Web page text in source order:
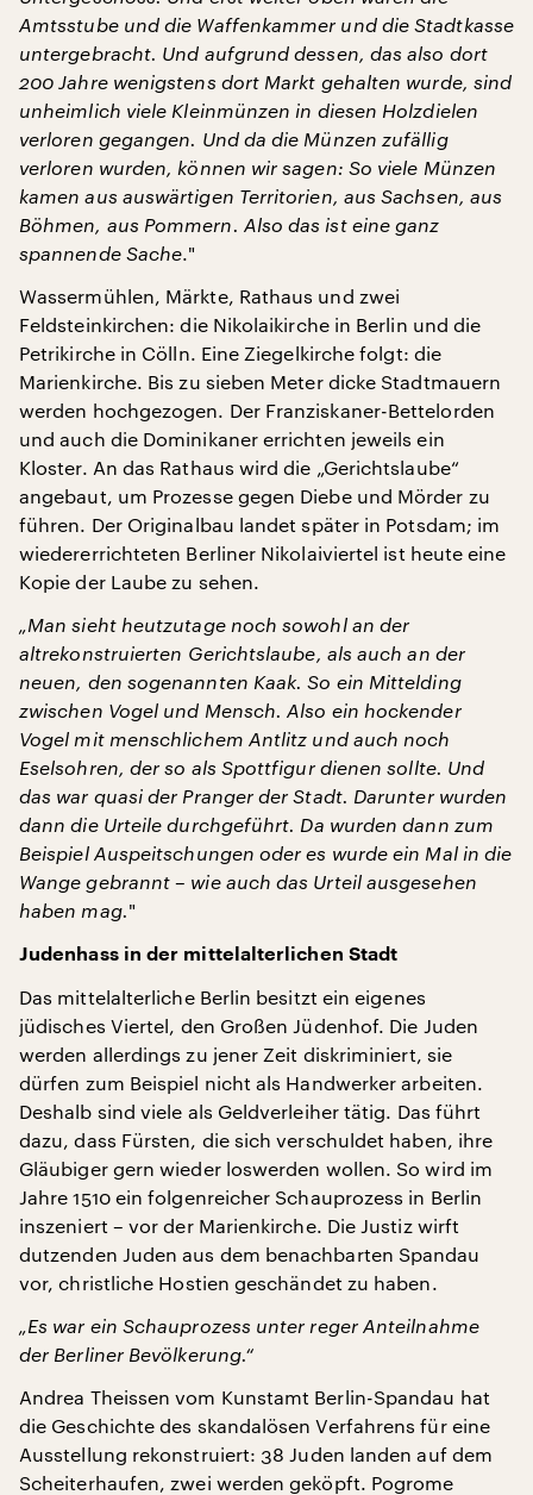
Amtsstube und die Waffenkammer und die Stadtkasse
untergebracht. Und aufgrund dessen, das also dort
200 Jahre wenigstens dort Markt gehalten wurde, sind
unheimlich viele Kleinmünzen in diesen Holzdielen
verloren gegangen. Und da die Münzen zufällig
verloren wurden, können wir sagen: So viele Münzen
kamen aus auswärtigen Territorien, aus Sachsen, aus
Böhmen, aus Pommern. Also das ist eine ganz
spannende Sache."
Wassermühlen, Märkte, Rathaus und zwei
Feldsteinkirchen: die Nikolaikirche in Berlin und die
Petrikirche in Cölln. Eine Ziegelkirche folgt: die
Marienkirche. Bis zu sieben Meter dicke Stadtmauern
werden hochgezogen. Der Franziskaner-Bettelorden
und auch die Dominikaner errichten jeweils ein
Kloster. An das Rathaus wird die „Gerichtslaube“
angebaut, um Prozesse gegen Diebe und Mörder zu
führen. Der Originalbau landet später in Potsdam; im
wiedererrichteten Berliner Nikolaiviertel ist heute eine
Kopie der Laube zu sehen.
„Man sieht heutzutage noch sowohl an der
altrekonstruierten Gerichtslaube, als auch an der
neuen, den sogenannten Kaak. So ein Mittelding
zwischen Vogel und Mensch. Also ein hockender
Vogel mit menschlichem Antlitz und auch noch
Eselsohren, der so als Spottfigur dienen sollte. Und
das war quasi der Pranger der Stadt. Darunter wurden
dann die Urteile durchgeführt. Da wurden dann zum
Beispiel Auspeitschungen oder es wurde ein Mal in die
Wange gebrannt – wie auch das Urteil ausgesehen
haben mag."
Judenhass in der mittelalterlichen Stadt
Das mittelalterliche Berlin besitzt ein eigenes
jüdisches Viertel, den Großen Jüdenhof. Die Juden
werden allerdings zu jener Zeit diskriminiert, sie
dürfen zum Beispiel nicht als Handwerker arbeiten.
Deshalb sind viele als Geldverleiher tätig. Das führt
dazu, dass Fürsten, die sich verschuldet haben, ihre
Gläubiger gern wieder loswerden wollen. So wird im
Jahre 1510 ein folgenreicher Schauprozess in Berlin
inszeniert – vor der Marienkirche. Die Justiz wirft
dutzenden Juden aus dem benachbarten Spandau
vor, christliche Hostien geschändet zu haben.
„Es war ein Schauprozess unter reger Anteilnahme
der Berliner Bevölkerung.“
Andrea Theissen vom Kunstamt Berlin-Spandau hat
die Geschichte des skandalösen Verfahrens für eine
Ausstellung rekonstruiert: 38 Juden landen auf dem
Scheiterhaufen, zwei werden geköpft. Pogrome